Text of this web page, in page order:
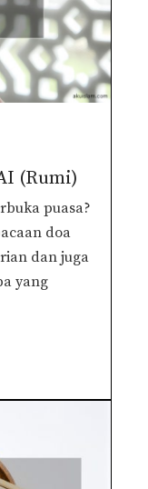
(Rumi)
puasa?
doa
dan juga
yang